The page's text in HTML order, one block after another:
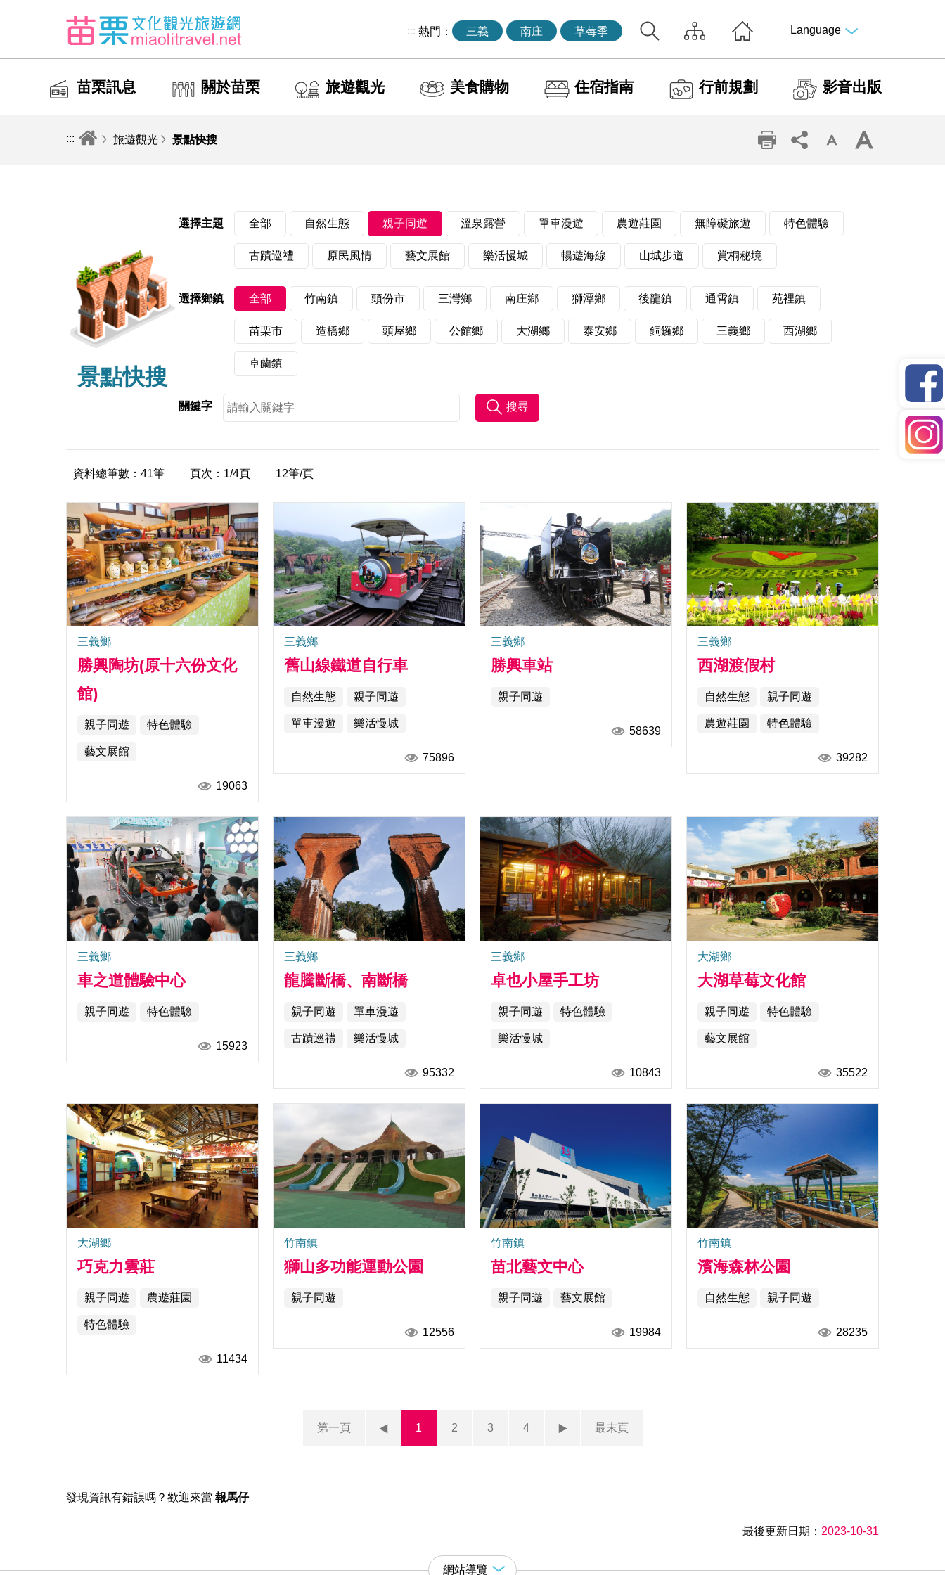
::: 熱門： 三義 南庄 草莓季 Language
苗栗訊息 關於苗栗 旅遊觀光 美食購物 住宿指南 行前規劃 影音出版
::: 旅遊觀光 景點快搜
景點快搜
選擇主題 全部 自然生態 親子同遊 溫泉露營 單車漫遊 農遊莊園 無障礙旅遊 特色體驗
古蹟巡禮 原民風情 藝文展館 樂活慢城 暢遊海線 山城步道 賞桐秘境
選擇鄉鎮 全部 竹南鎮 頭份市 三灣鄉 南庄鄉 獅潭鄉 後龍鎮 通霄鎮 苑裡鎮
苗栗市 造橋鄉 頭屋鄉 公館鄉 大湖鄉 泰安鄉 銅鑼鄉 三義鄉 西湖鄉
卓蘭鎮
關鍵字 搜尋
資料總筆數：41筆 頁次：1/4頁 12筆/頁
三義鄉
勝興陶坊(原十六份文化
館)
親子同遊 特色體驗
藝文展館
19063
三義鄉
舊山線鐵道自行車
自然生態 親子同遊
單車漫遊 樂活慢城
75896
三義鄉
勝興車站
親子同遊
58639
三義鄉
西湖渡假村
自然生態 親子同遊
農遊莊園 特色體驗
39282
三義鄉
車之道體驗中心
親子同遊 特色體驗
15923
三義鄉
龍騰斷橋、南斷橋
親子同遊 單車漫遊
古蹟巡禮 樂活慢城
95332
三義鄉
卓也小屋手工坊
親子同遊 特色體驗
樂活慢城
10843
大湖鄉
大湖草莓文化館
親子同遊 特色體驗
藝文展館
35522
大湖鄉
巧克力雲莊
親子同遊 農遊莊園
特色體驗
11434
竹南鎮
獅山多功能運動公園
親子同遊
12556
竹南鎮
苗北藝文中心
親子同遊 藝文展館
19984
竹南鎮
濱海森林公園
自然生態 親子同遊
28235
第一頁 1 2 3 4 最末頁
發現資訊有錯誤嗎？歡迎來當報馬仔
最後更新日期： 2023-10-31
網站導覽